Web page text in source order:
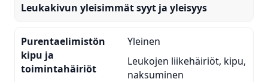
Leukakivun yleisimmät syyt ja yleisyys
Purentaelimistön
kipu ja
toimintahäiriöt
Yleinen
Leukojen liikehäiriöt, kipu,
naksuminen